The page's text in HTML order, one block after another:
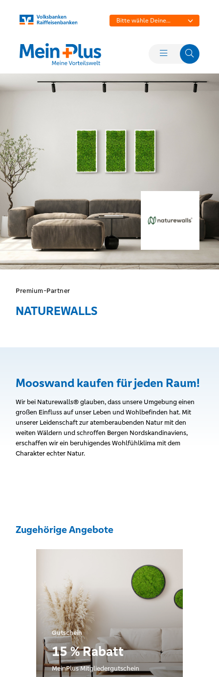
Bitte wähle Deine
Premium-Partner
NATUREWALLS
Mooswand kaufen für jeden Raum!
Wir bei Naturewalls® glauben, dass unsere Umgebung einen
großen Einfluss auf unser Leben und Wohlbefinden hat. Mit
unserer Leidenschaft zur atemberaubenden Natur mit den
weiten Wäldern und schroffen Bergen Nordskandinaviens,
erschaffen wir ein beruhigendes Wohlfühlklima mit dem
Charakter echter Natur.
Zugehörige Angebote
Gutschein
15 % Rabatt
MeinPlus Mitgliedergutschein